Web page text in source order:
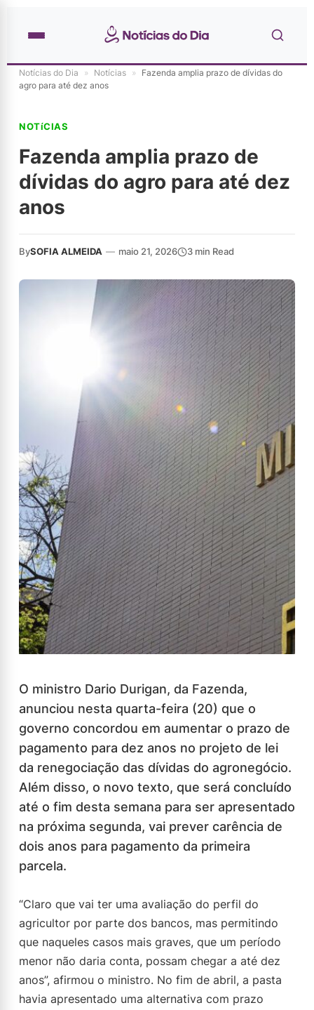
Notícias do Dia » Notícias » Fazenda amplia prazo de dívidas do
agro para até dez anos
NOTíCIAS
Fazenda amplia prazo de
dívidas do agro para até dez
anos
BySOFIA ALMEIDA — maio 21, 2026 3 min Read
O ministro Dario Durigan, da Fazenda,
anunciou nesta quarta-feira (20) que o
governo concordou em aumentar o prazo de
pagamento para dez anos no projeto de lei
da renegociação das dívidas do agronegócio.
Além disso, o novo texto, que será concluído
até o fim desta semana para ser apresentado
na próxima segunda, vai prever carência de
dois anos para pagamento da primeira
parcela.
“Claro que vai ter uma avaliação do perfil do
agricultor por parte dos bancos, mas permitindo
que naqueles casos mais graves, que um período
menor não daria conta, possam chegar a até dez
anos”, afirmou o ministro. No fim de abril, a pasta
havia apresentado uma alternativa com prazo